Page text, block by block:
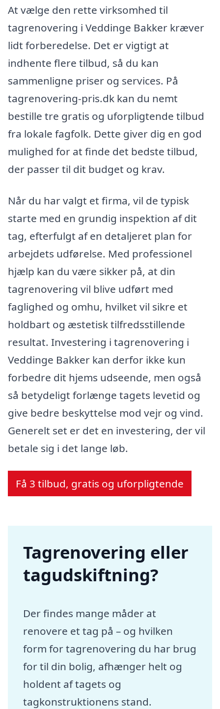
At vælge den rette virksomhed til
tagrenovering i Veddinge Bakker kræver
lidt forberedelse. Det er vigtigt at
indhente flere tilbud, så du kan
sammenligne priser og services. På
tagrenovering-pris.dk kan du nemt
bestille tre gratis og uforpligtende tilbud
fra lokale fagfolk. Dette giver dig en god
mulighed for at finde det bedste tilbud,
der passer til dit budget og krav.
Når du har valgt et firma, vil de typisk
starte med en grundig inspektion af dit
tag, efterfulgt af en detaljeret plan for
arbejdets udførelse. Med professionel
hjælp kan du være sikker på, at din
tagrenovering vil blive udført med
faglighed og omhu, hvilket vil sikre et
holdbart og æstetisk tilfredsstillende
resultat. Investering i tagrenovering i
Veddinge Bakker kan derfor ikke kun
forbedre dit hjems udseende, men også
så betydeligt forlænge tagets levetid og
give bedre beskyttelse mod vejr og vind.
Generelt set er det en investering, der vil
betale sig i det lange løb.
Få 3 tilbud, gratis og uforpligtende
Tagrenovering eller
tagudskiftning?
Der findes mange måder at
renovere et tag på – og hvilken
form for tagrenovering du har brug
for til din bolig, afhænger helt og
holdent af tagets og
tagkonstruktionens stand.